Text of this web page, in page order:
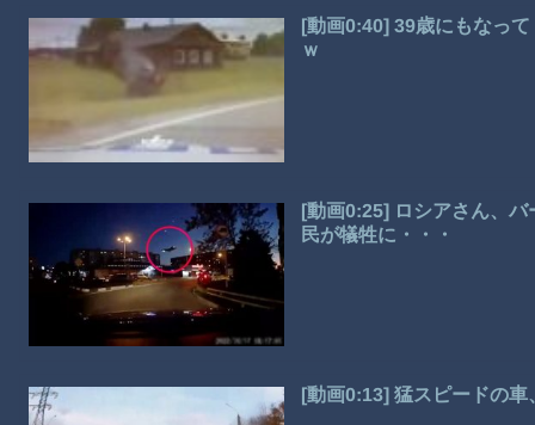
[動画0:40] 39歳にもなっ
ｗ
[動画0:25] ロシアさん、
民が犠牲に・・・
[動画0:13] 猛スピードの